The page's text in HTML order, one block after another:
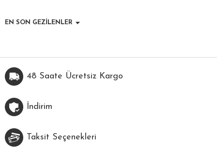
EN SON GEZİLENLER
48 Saate Ücretsiz Kargo
İndirim
Taksit Seçenekleri